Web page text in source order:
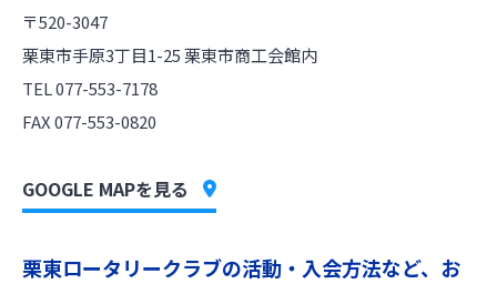
〒520-3047
栗東市手原3丁目1-25 栗東市商工会館内
TEL 077-553-7178
FAX 077-553-0820
GOOGLE MAPを見る
栗東ロータリークラブの活動・入会方法など、お